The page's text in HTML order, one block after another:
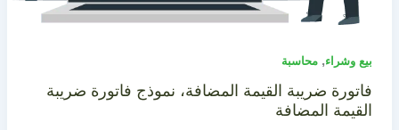
بيع وشراء, محاسبة
فاتورة ضريبة القيمة المضافة، نموذج فاتورة ضريبة
القيمة المضافة